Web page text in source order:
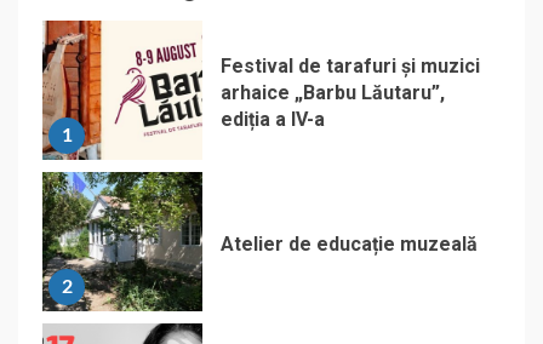
1
Festival de tarafuri și muzici
arhaice „Barbu Lăutaru”,
ediția a IV-a
2
Atelier de educație muzeală